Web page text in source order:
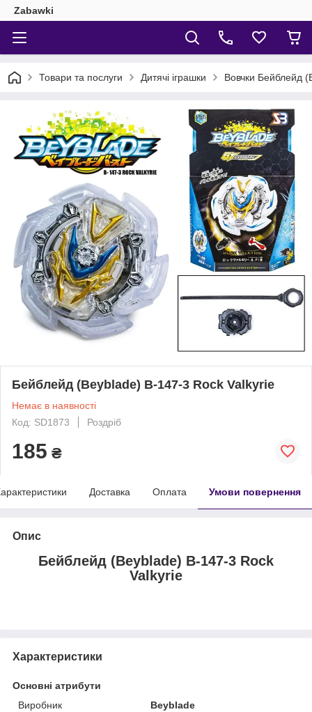
Zabawki
Товари та послуги Дитячі іграшки Вовчки Бейблейд
Бейблейд (Beyblade) В-147-3 Rock Valkyrie
Немає в наявності
Код: SD1873
Роздріб
185 ₴
Доставка Оплата Умови повернення
Опис
Бейблейд (Beyblade) В-147-3 Rock
Valkyrie
Характеристики
Основні атрибути
Виробник
Beyblade